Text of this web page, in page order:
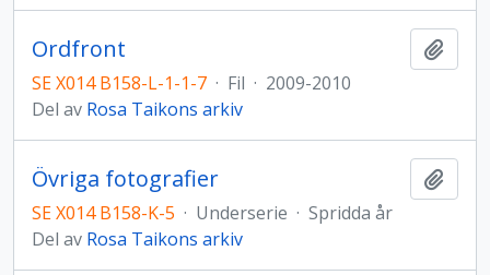
Ordfront
SE X014 B158-L-1-1-7 · Fil · 2009-2010
Del av Rosa Taikons arkiv
Övriga fotografier
SE X014 B158-K-5 · Underserie · Spridda år
Del av Rosa Taikons arkiv